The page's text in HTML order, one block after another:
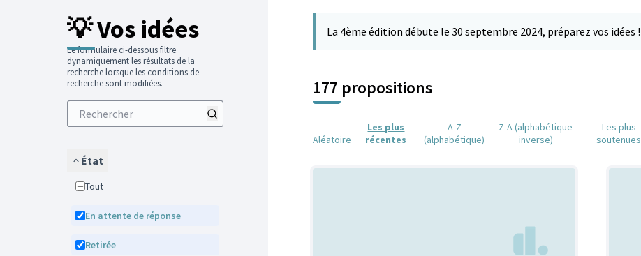
💡 Vos idées
Le formulaire ci-dessous filtre
dynamiquement les résultats de la
recherche lorsque les conditions de
recherche sont modifiées.
État
Tout
En attente de réponse
Retirée
La 4ème édition débute le 30 septembre 2024, préparez vos idées !
177 propositions
Aléatoire
Les plus
récentes
A-Z
(alphabétique)
Z-A (alphabétique
inverse)
Les plus
soutenues